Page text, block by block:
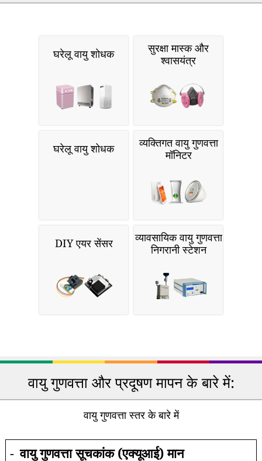
घरेलू वायु शोधक
सुरक्षा मास्क और
श्वासयंत्र
घरेलू वायु शोधक
व्यक्तिगत वायु गुणवत्ता
मॉनिटर
DIY एयर सेंसर
व्यावसायिक वायु गुणवत्ता
निगरानी स्टेशन
वायु गुणवत्ता और प्रदूषण मापन के बारे में:
वायु गुणवत्ता स्तर के बारे में
- वायु गुणवत्ता सूचकांक (एक्यूआई) मान